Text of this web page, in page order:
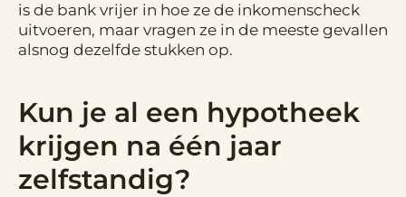
is de bank vrijer in hoe ze de inkomenscheck
uitvoeren, maar vragen ze in de meeste gevallen
alsnog dezelfde stukken op.
Kun je al een hypotheek
krijgen na één jaar
zelfstandig?